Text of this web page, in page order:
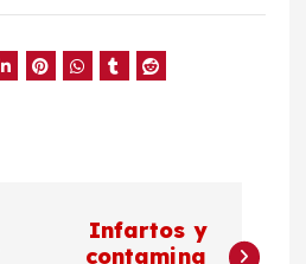
Infartos y
contamina